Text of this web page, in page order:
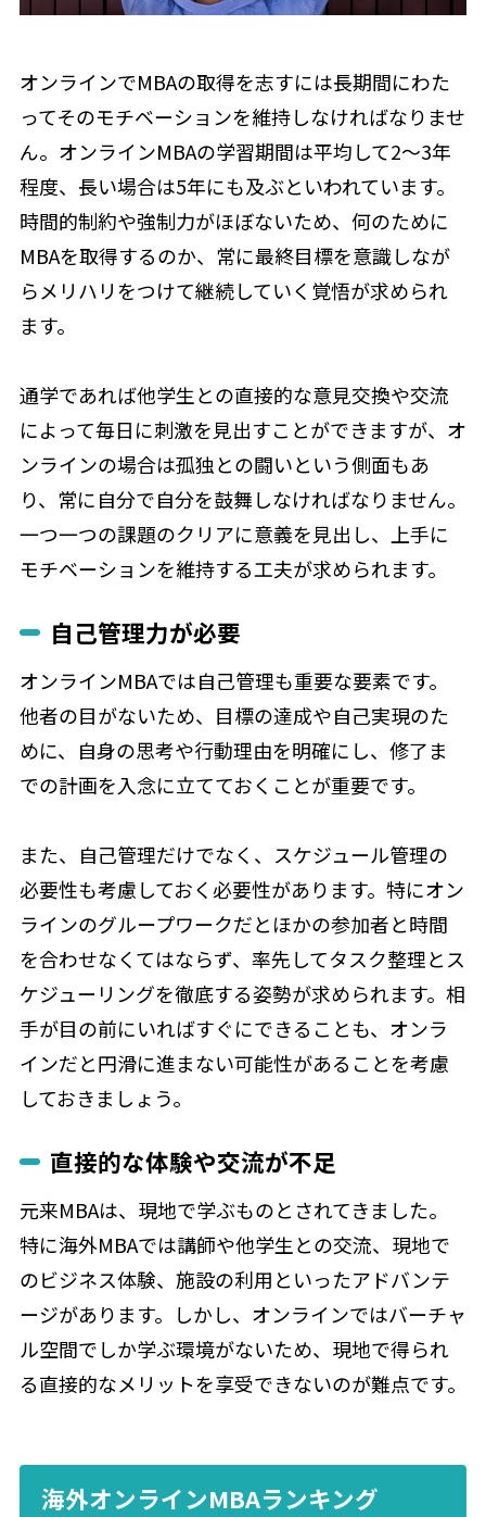
オンラインでMBAの取得を志すには長期間にわた
ってそのモチベーションを維持しなければなりませ
ん。オンラインMBAの学習期間は平均して2〜3年
程度、長い場合は5年にも及ぶといわれています。
時間的制約や強制力がほぼないため、何のために
MBAを取得するのか、常に最終目標を意識しなが
らメリハリをつけて継続していく覚悟が求められ
ます。
通学であれば他学生との直接的な意見交換や交流
によって毎日に刺激を見出すことができますが、オ
ンラインの場合は孤独との闘いという側面もあ
り、常に自分で自分を鼓舞しなければなりません。
一つ一つの課題のクリアに意義を見出し、上手に
モチベーションを維持する工夫が求められます。
自己管理力が必要
オンラインMBAでは自己管理も重要な要素です。
他者の目がないため、目標の達成や自己実現のた
めに、自身の思考や行動理由を明確にし、修了ま
での計画を入念に立てておくことが重要です。
また、自己管理だけでなく、スケジュール管理の
必要性も考慮しておく必要性があります。特にオン
ラインのグループワークだとほかの参加者と時間
を合わせなくてはならず、率先してタスク整理とス
ケジューリングを徹底する姿勢が求められます。相
手が目の前にいればすぐにできることも、オンラ
インだと円滑に進まない可能性があることを考慮
しておきましょう。
直接的な体験や交流が不足
元来MBAは、現地で学ぶものとされてきました。
特に海外MBAでは講師や他学生との交流、現地で
のビジネス体験、施設の利用といったアドバンテ
ージがあります。しかし、オンラインではバーチャ
ル空間でしか学ぶ環境がないため、現地で得られ
る直接的なメリットを享受できないのが難点です。
海外オンラインMBAランキング